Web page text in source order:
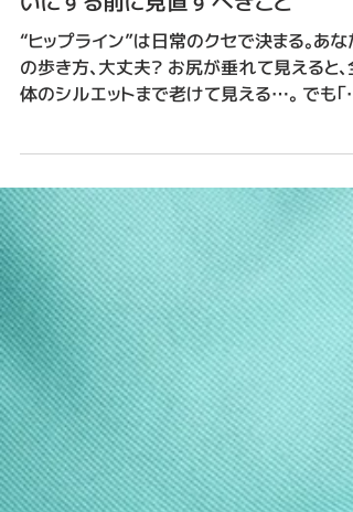
お尻が垂れてきた…年齢のせ
いにする前に見直すべきこと
“ヒップライン”は日常のクセで決まる。あなた
の歩き方、大丈夫？ お尻が垂れて見えると、全
体のシルエットまで老けて見える…。 でも「加
齢だから仕方ない」とあきらめるのは早いか
しれません。 実は、ヒップラインは筋肉の衰え
や歩き方のクセが大きく関係しています。...